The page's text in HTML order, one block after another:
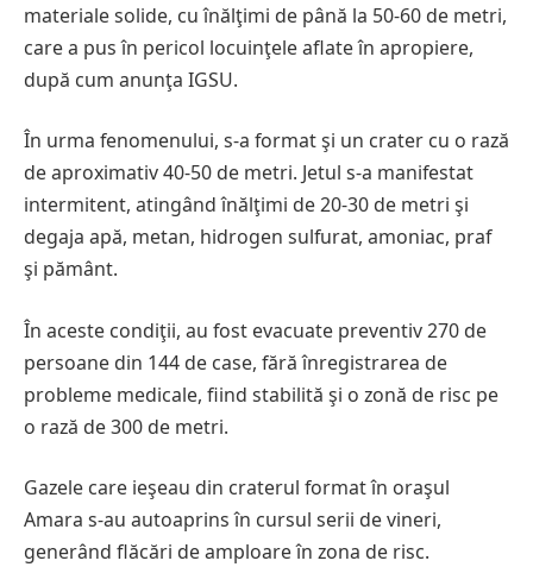
materiale solide, cu înălţimi de până la 50-60 de metri,
care a pus în pericol locuinţele aflate în apropiere,
după cum anunţa IGSU.
În urma fenomenului, s-a format şi un crater cu o rază
de aproximativ 40-50 de metri. Jetul s-a manifestat
intermitent, atingând înălţimi de 20-30 de metri şi
degaja apă, metan, hidrogen sulfurat, amoniac, praf
şi pământ.
În aceste condiţii, au fost evacuate preventiv 270 de
persoane din 144 de case, fără înregistrarea de
probleme medicale, fiind stabilită şi o zonă de risc pe
o rază de 300 de metri.
Gazele care ieşeau din craterul format în oraşul
Amara s-au autoaprins în cursul serii de vineri,
generând flăcări de amploare în zona de risc.